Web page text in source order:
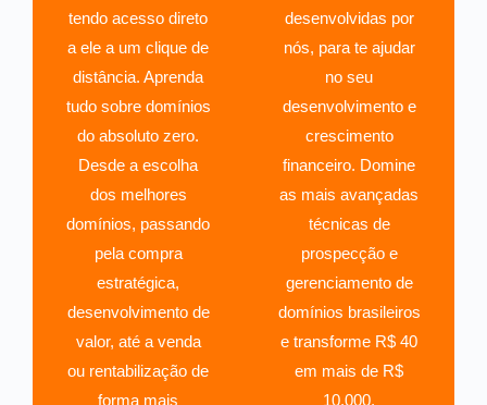
tendo acesso direto
a ele a um clique de
distância. Aprenda
tudo sobre domínios
do absoluto zero.
Desde a escolha
dos melhores
domínios, passando
pela compra
estratégica,
desenvolvimento de
valor, até a venda
ou rentabilização de
forma mais
desenvolvidas por
nós, para te ajudar
no seu
desenvolvimento e
crescimento
financeiro. Domine
as mais avançadas
técnicas de
prospecção e
gerenciamento de
domínios brasileiros
e transforme R$ 40
em mais de R$
10.000.